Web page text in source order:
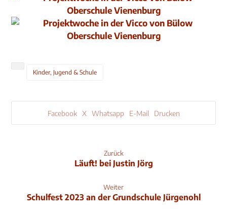
Kinder, Jugend & Schule
Facebook X Whatsapp E-Mail Drucken
Zurück
Läuft! bei Justin Jörg
Weiter
Schulfest 2023 an der Grundschule Jürgenohl